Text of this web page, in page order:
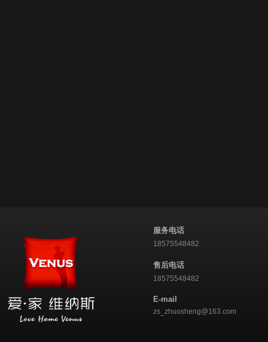
服务电话
18575548482
售后电话
18575548482
E-mail
zs_zhuosheng@163.com